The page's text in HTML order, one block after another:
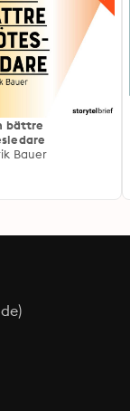
bättre
Bauer